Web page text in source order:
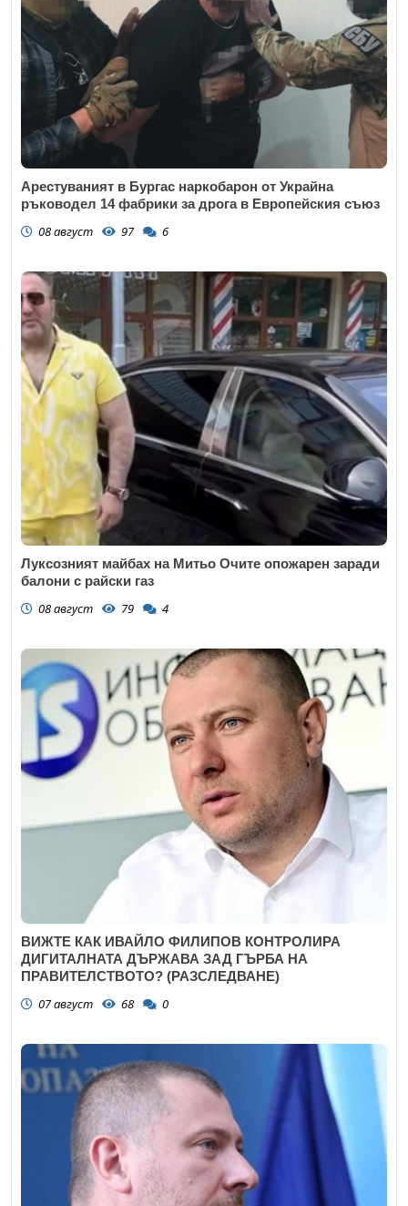
Арестуваният в Бургас наркобарон от Украйна
ръководел 14 фабрики за дрога в Европейския съюз
08 август 97 6
Луксозният майбах на Митьо Очите опожарен заради
балони с райски газ
08 август 79 4
ВИЖТЕ КАК ИВАЙЛО ФИЛИПОВ КОНТРОЛИРА
ДИГИТАЛНАТА ДЪРЖАВА ЗАД ГЪРБА НА
ПРАВИТЕЛСТВОТО? (РАЗСЛЕДВАНЕ)
07 август 68 0